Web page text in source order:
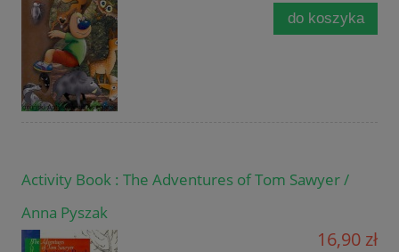
do koszyka
Activity Book : The Adventures of Tom Sawyer /
Anna Pyszak
16,90 zł